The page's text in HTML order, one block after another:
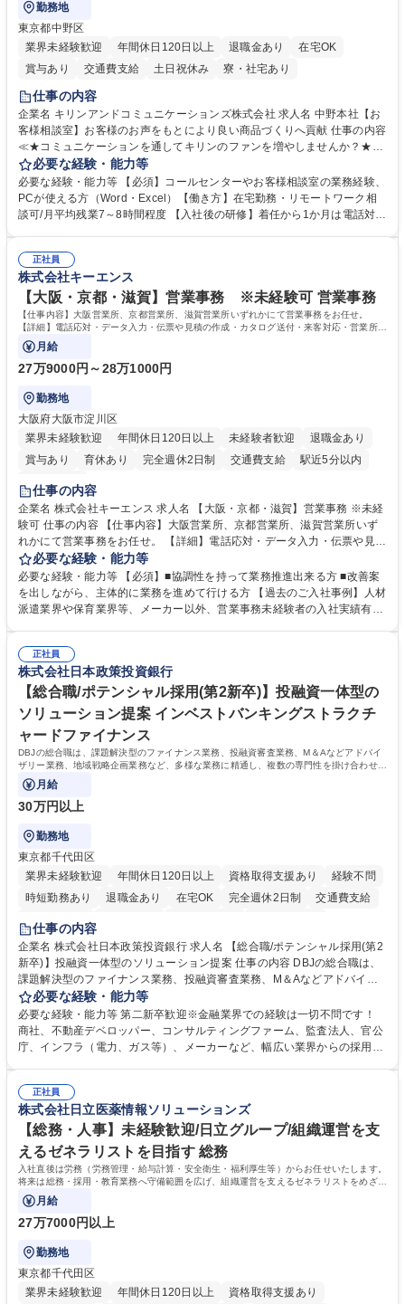
勤務地
東京都中野区
業界未経験歓迎
年間休日120日以上 退職金あり
在宅OK
賞与あり
交通費支給 土日祝休み 寮・社宅あり
仕事の内容
企業名 キリンアンドコミュニケーションズ株式会社 求人名 中野本社【お
客様相談室】お客様のお声をもとにより良い商品づくりへ貢献 仕事の内容
≪★コミュニケーションを通してキリンのファンを増やしませんか？★≫
お客様のお声をより良い商品づくりに活かしていく上で、窓口となるお客
様相談室でのお仕事です。 日々お客様からいただくキリングループへのご
意見を、企業活動に活かしています。お客様からの声に迅速かつ誠意をも
って対応、情報提供するとともにグループ内活動に反映しています。 【具
平均100件前後■メール・手紙：同上40件前後 募集職種 中野本社【お客様
相談室】お客様のお声をもとにより良い商品づくりへ貢献
必要な経験・能力等
必要な経験・能力等 【必須】コールセンターやお客様相談室の業務経験、
PCが使える方（Word・Excel）【働き方】在宅勤務・リモートワーク相
談可/月平均残業7～8時間程度 【入社後の研修】着任から1か月は電話対応
すのでご安心ください。 【当社について】キリングループの広報機能を担
う会社として、お客様との出会いを大切にし、磨き上げたホスピタリティ
を込めてコミュニケーションをとりながら広報関連業務を行っておりま
す。 学歴・資格 学歴：大学院 大学 高専 短大 専修学校 高校 語学力： 資
格：
正社員
株式会社キーエンス
【大阪・京都・滋賀】営業事務 ※未経験可 営業事務
【仕事内容】大阪営業所、京都営業所、滋賀営業所いずれかにて営業事務をお任せ。
【詳細】電話応対・データ入力・伝票や見積の作成・カタログ送付・来客対応・営業所内
で発生する事務業務や業務改善をお任せ。
月給
27万9000円～28万1000円
勤務地
大阪府大阪市淀川区
業界未経験歓迎
年間休日120日以上 未経験者歓迎
退職金あり
賞与あり
育休あり 完全週休2日制 交通費支給
駅近5分以内
土日祝休み
仕事の内容
企業名 株式会社キーエンス 求人名 【大阪・京都・滋賀】営業事務 ※未経
験可 仕事の内容 【仕事内容】大阪営業所、京都営業所、滋賀営業所いず
れかにて営業事務をお任せ。 【詳細】電話応対・データ入力・伝票や見積
の作成・カタログ送付・来客対応・営業所内で発生する事務業務や業務改
善をお任せ。 【教育制度】ご入社後、育成担当とペアになりながらOJTに
て業務を覚えていただくことが可能です。業務システムがきちんと構築さ
れているため、スムーズに仕事に慣れることができる環境です。また、
募集職種 【大阪・京都・滋賀】営業事務 ※未経験可
必要な経験・能力等
必要な経験・能力等 【必須】■協調性を持って業務推進出来る方 ■改善案
を出しながら、主体的に業務を進めて行ける方 【過去のご入社事例】人材
派遣業界や保育業界等、メーカー以外、営業事務未経験者の入社実績有
えて、お客様や社員の状況に合わせ、能動的なサポート、改善の動きも期
待され。組織を支えるスペシャリストとして、チームに貢献し、結果的に
社員から頼られる存在になることができます。平均19:30の退勤以降の業
務の持ち帰りも禁止されており、メリハリのある働き方となります。 学
歴・資格 学歴：大学院 大学 高専 短大 語学力： 資格：
正社員
株式会社日本政策投資銀行
【総合職/ポテンシャル採用(第2新卒)】投融資一体型の
ソリューション提案 インベストバンキングストラクチ
ャードファイナンス
DBJの総合職は、課題解決型のファイナンス業務、投融資審査業務、M＆Aなどアドバイ
ザリー業務、地域戦略企画業務など、多様な業務に精通し、複数の専門性を掛け合わせて
広く社会に貢献していく職種です。
月給
30万円以上
勤務地
東京都千代田区
業界未経験歓迎
年間休日120日以上 資格取得支援あり
経験不問
時短勤務あり
退職金あり 在宅OK 完全週休2日制
交通費支給
駅近5分以内
食事補助あり
託児所あり
仕事の内容
企業名 株式会社日本政策投資銀行 求人名 【総合職/ポテンシャル採用(第2
新卒)】投融資一体型のソリューション提案 仕事の内容 DBJの総合職は、
課題解決型のファイナンス業務、投融資審査業務、M＆Aなどアドバイザ
リー業務、地域戦略企画業務など、多様な業務に精通し、複数の専門性を
掛け合わせて広く社会に貢献していく職種です。 入社後は、横断的なロー
テーションを経て適性や専門性に応じたキャリアを形成していただきま
す。総合職として入社いただき、下記いずれかの部門でご活躍いただきま
ート・ナレッジ業務 ※それぞれの業務内容に関しては、別途その他労働条
件備考欄に記載 募集職種 【総合職/ポテンシャル採用(第2新卒)】投融資一
体型のソリューション提案
必要な経験・能力等
必要な経験・能力等 第二新卒歓迎※金融業界での経験は一切不問です！
商社、不動産デベロッパー、コンサルティングファーム、監査法人、官公
庁、インフラ（電力、ガス等）、メーカーなど、幅広い業界からの採用実
く高い志を併せもった人材を求めています。ポテンシャル採用（第2新
卒）では、金融業界での経験や知識を問いません。新たな時代を見据え
て、複雑化する社会課題の解決に向けて先鞭をつける役割を担いたい、と
いう気概をお持ちの方を心待ちにしています。 学歴・資格 学歴：大学院
大学 語学力： 資格：
正社員
株式会社日立医薬情報ソリューションズ
【総務・人事】未経験歓迎/日立グループ/組織運営を支
えるゼネラリストを目指す 総務
入社直後は労務（労務管理・給与計算・安全衛生・福利厚生等）からお任せいたします。
将来は総務・採用・教育業務へ守備範囲を広げ、組織運営を支えるゼネラリストをめざせ
ます。
月給
27万7000円以上
勤務地
東京都千代田区
業界未経験歓迎
年間休日120日以上 資格取得支援あり